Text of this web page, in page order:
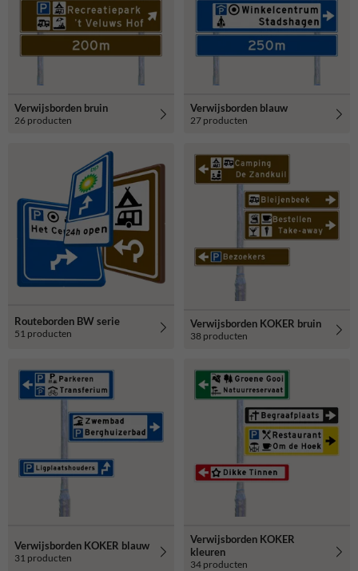
de hoogste kwaliteit en standaard voorzien van retro-reflecterende
folie. De bewegwijzeringsborden zijn standaard voorzien van een UV-
werend anti-graffiti laminaat. De levensduur op alle
werkverkeerborden is daardoor tenminste 15 jaar en daarmee van de
Verwijsborden bruin
26 producten
Verwijsborden blauw
27 producten
Routeborden BW serie
51 producten
Verwijsborden KOKER bruin
38 producten
Verwijsborden KOKER blauw
31 producten
Verwijsborden KOKER
kleuren
34 producten